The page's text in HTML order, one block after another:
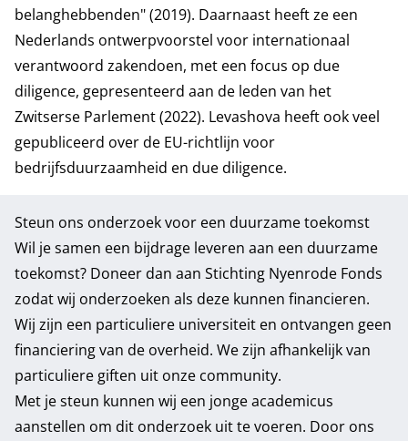
belanghebbenden" (2019). Daarnaast heeft ze een
Nederlands ontwerpvoorstel voor internationaal
verantwoord zakendoen, met een focus op due
diligence, gepresenteerd aan de leden van het
Zwitserse Parlement (2022). Levashova heeft ook veel
gepubliceerd over de EU-richtlijn voor
bedrijfsduurzaamheid en due diligence.
Steun ons onderzoek voor een duurzame toekomst
Wil je samen een bijdrage leveren aan een duurzame
toekomst? Doneer dan aan Stichting Nyenrode Fonds
zodat wij onderzoeken als deze kunnen financieren.
Wij zijn een particuliere universiteit en ontvangen geen
financiering van de overheid. We zijn afhankelijk van
particuliere giften uit onze community.
Met je steun kunnen wij een jonge academicus
aanstellen om dit onderzoek uit te voeren. Door ons